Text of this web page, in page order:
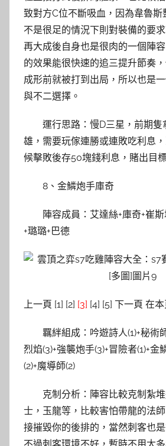
致對方C位不斷吸血，因為韋魯斯
不是很足的情況下則對裝備的要
再大成後自身也是很肉的一個陣
的效果能很快速的追三提升節奏
成形前就被打到出局，所以也是
與不二選擇。
運行思路：慢D三星，前期隻
雄，需要玩傢連勝或連敗吃利息
候擊敗後存50塊錢利息，賭出目
8、金鱗炮手庫奇
陣容成員：艾達絲+庫奇+崔
+璐璐+巴德
上一頁 [1] [2] [3] [4] [5] 下一頁 在
羈絆組成：吟遊詩人(1)+秘術
烈焰(3)+強襲炮手(3)+冒險者(1)+金
(2)+魔導師(2)
克制分析：陣容比較克制紮
士，玉龍等，比較害怕帶龍的法
接摧毀你的後排的，當然刺客也
不過刺客環境不好，暫時不用太